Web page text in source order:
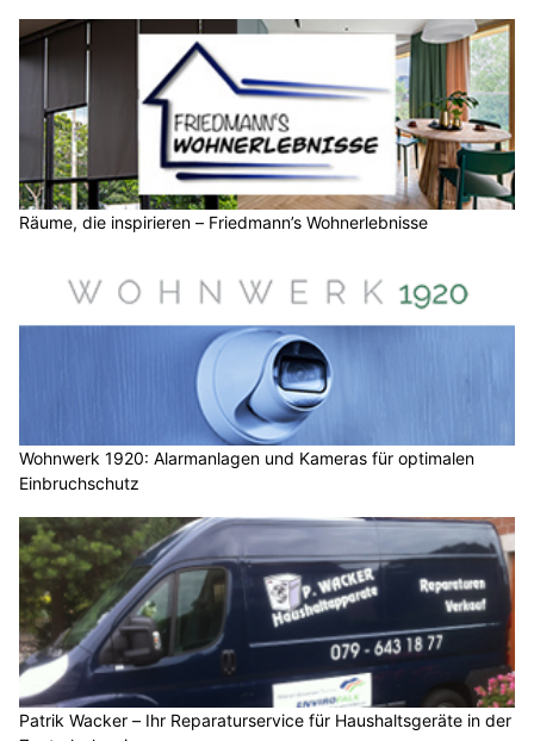
Räume, die inspirieren – Friedmann’s Wohnerlebnisse
Wohnwerk 1920: Alarmanlagen und Kameras für optimalen
Einbruchschutz
Patrik Wacker – Ihr Reparaturservice für Haushaltsgeräte in der